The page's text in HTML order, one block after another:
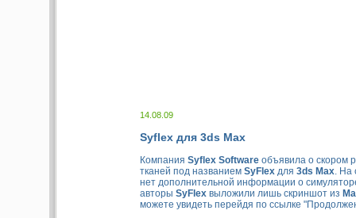
14.08.09
Syflex для 3ds Max
КомпанияSyflex Software объявила о скором
тканей под названиемSyFlex для3ds Max. На
нет дополнительной информации о
авторыSyFlex выложили лишь скриншот из
можете увидеть перейдя по ссылке